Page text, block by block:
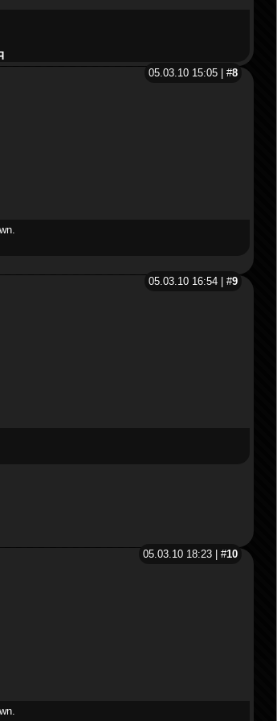
05.03.10 15:05 | #8
05.03.10 16:54 | #9
05.03.10 18:23 | #10